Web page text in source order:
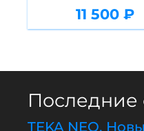
11 500 ₽
Последние
TEKA NEO.